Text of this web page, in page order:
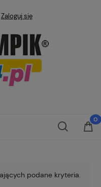
Zaloguj się
podane kryteria.